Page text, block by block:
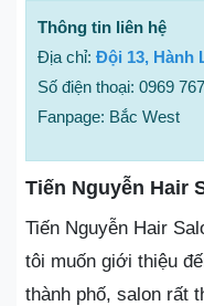
Thông tin liên hệ
Địa chỉ: Đội 13, Hành
Số điện thoại: 0969
Fanpage: Bắc West
Tiến Nguyễn Hair
Tiến Nguyễn Hair
tôi muốn giới thiệu
thành phố, salon rất